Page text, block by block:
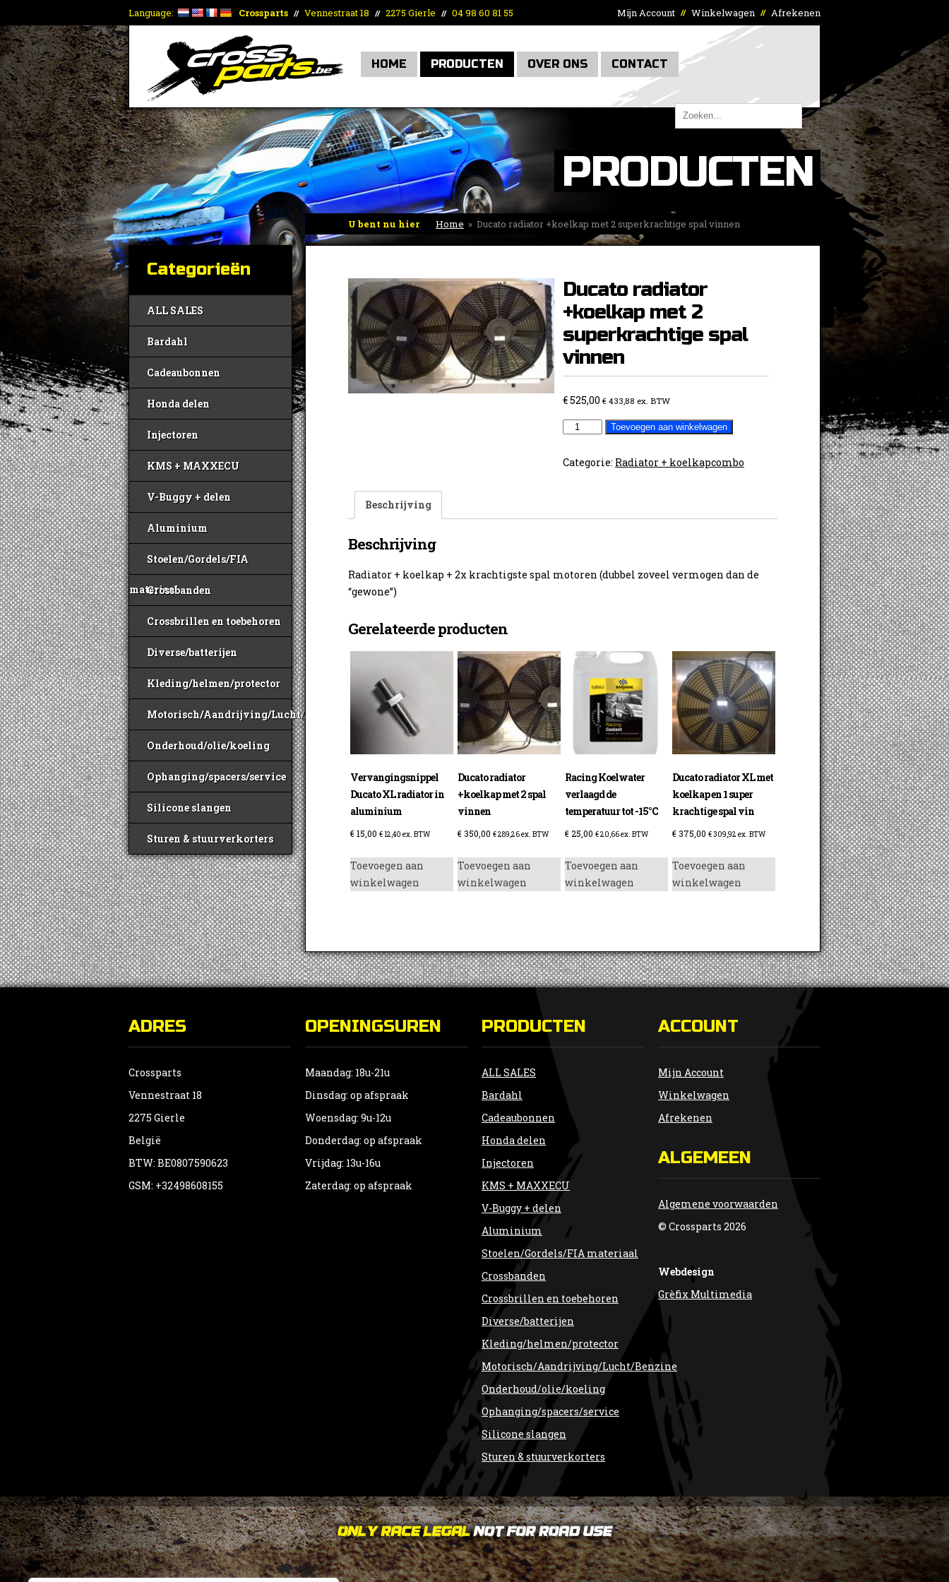
Language: Crossparts // Vennestraat 18 // 2275 Gierle // 04 98 60 81 55 Mijn Account // Winkelwagen // Afrekenen
HOME PRODUCTEN OVER ONS CONTACT
PRODUCTEN
U bent nu hier Home » Ducato radiator +koelkap met 2 superkrachtige spal vinnen
Categorieën
ALL SALES
Bardahl
Cadeaubonnen
Honda delen
Injectoren
KMS + MAXXECU
V-Buggy + delen
Aluminium
Stoelen/Gordels/FIA
materiaal
Crossbanden
Crossbrillen en toebehoren
Diverse/batterijen
Kleding/helmen/protector
Motorisch/Aandrijving/Lucht/Benzine
Onderhoud/olie/koeling
Ophanging/spacers/service
Silicone slangen
Sturen & stuurverkorters
Ducato radiator
+koelkap met 2
superkrachtige spal
vinnen
€525,00 € 433,88 ex. BTW
Ducato
+koelkap
Toevoegen aan winkelwagen
Categorie: Radiator + koelkapcombo
Beschrijving
Beschrijving
Radiator + koelkap + 2x krachtigste spal motoren (dubbel zoveel vermogen dan de
“gewone”)
Gerelateerde producten
Vervangingsnippel
Ducato XL radiator in
aluminium
€15,00 € 12,40 ex. BTW
Toevoegen aan
winkelwagen
Ducato radiator
+koelkap met 2 spal
vinnen
€ 350,00 €289,26ex. BTW
Toevoegen aan
winkelwagen
Racing Koelwater
verlaagd de
temperatuur tot -15°C
€25,00 €20,66ex. BTW
Toevoegen aan
winkelwagen
Ducato radiator XL met
koelkap en 1 super
krachtige spal vin
€375,00 €309,92 ex. BTW
Toevoegen aan
winkelwagen
ADRES
Crossparts
Vennestraat 18
2275 Gierle
België
BTW: BE0807590623
GSM: +32498608155
OPENINGSUREN
Maandag: 18u-21u
Dinsdag: op afspraak
Woensdag: 9u-12u
Donderdag: op afspraak
Vrijdag: 13u-16u
Zaterdag: op afspraak
PRODUCTEN
ALL SALES
Bardahl
Cadeaubonnen
Honda delen
Injectoren
KMS + MAXXECU
V-Buggy + delen
Aluminium
Stoelen/Gordels/FIA materiaal
Crossbanden
Crossbrillen en toebehoren
Diverse/batterijen
Kleding/helmen/protector
Motorisch/Aandrijving/Lucht/Benzine
Onderhoud/olie/koeling
Ophanging/spacers/service
Silicone slangen
Sturen & stuurverkorters
ACCOUNT
Mijn Account
Winkelwagen
Afrekenen
ALGEMEEN
Algemene voorwaarden
© Crossparts 2026
Webdesign
Grèfix Multimedia